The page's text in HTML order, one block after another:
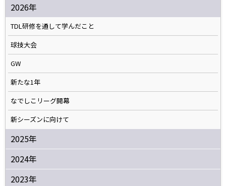
2026年
TDL研修を通して学んだこと
球技大会
GW
新たな1年
なでしこリーグ開幕
新シーズンに向けて
2025年
2024年
2023年